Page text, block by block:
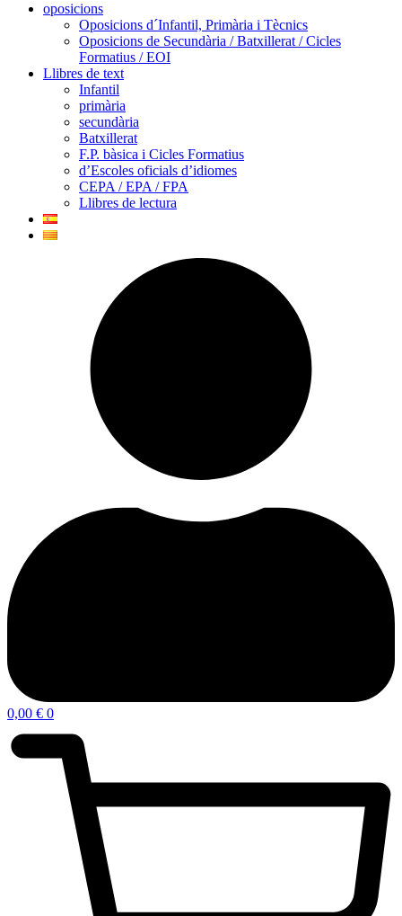
oposicions
Oposicions d´Infantil, Primària i Tècnics
Oposicions de Secundària / Batxillerat / Cicles
Formatius / EOI
Llibres de text
Infantil
primària
secundària
Batxillerat
F.P. bàsica i Cicles Formatius
d’Escoles oficials d’idiomes
CEPA / EPA / FPA
Llibres de lectura
0,00 € 0